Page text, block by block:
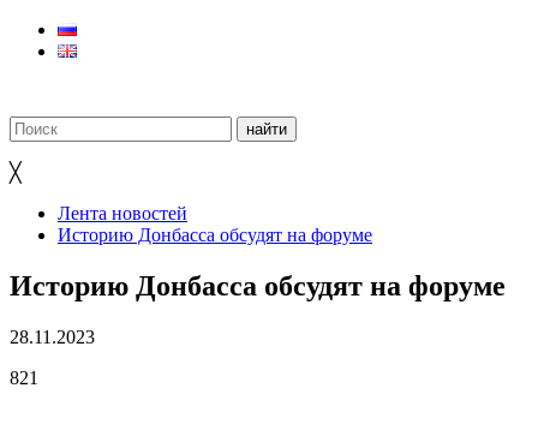
╳
Лента новостей
Историю Донбасса обсудят на форуме
Историю Донбасса обсудят на форуме
28.11.2023
821